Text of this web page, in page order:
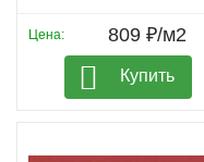
Цена: 809 ₽/м2
Купить